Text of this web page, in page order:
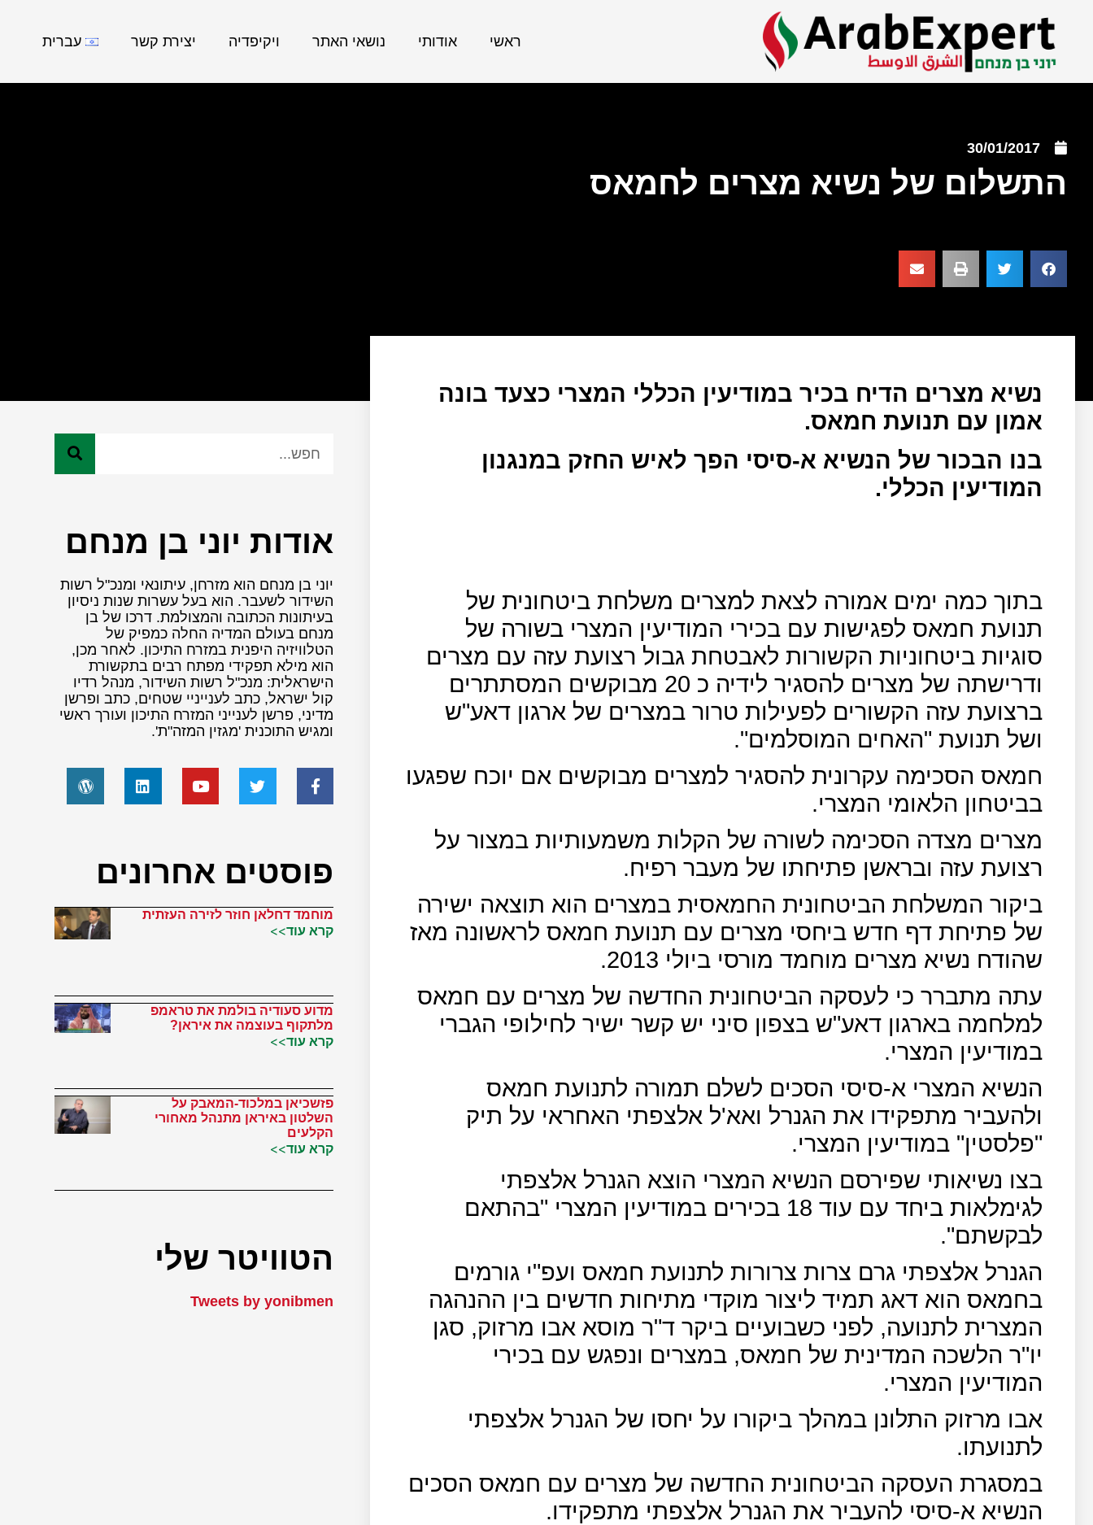
ראשי אודותי נושאי האתר ויקיפדיה יצירת קשר עברית
30/01/2017
התשלום של נשיא מצרים לחמאס
נשיא מצרים הדיח בכיר במודיעין הכללי המצרי כצעד בונה
אמון עם תנועת חמאס.
בנו הבכור של הנשיא א-סיסי הפך לאיש החזק במנגנון
המודיעין הכללי.
בתוך כמה ימים אמורה לצאת למצרים משלחת ביטחונית של
תנועת חמאס לפגישות עם בכירי המודיעין המצרי בשורה של
סוגיות ביטחוניות הקשורות לאבטחת גבול רצועת עזה עם מצרים
ודרישתה של מצרים להסגיר לידיה כ 20 מבוקשים המסתתרים
ברצועת עזה הקשורים לפעילות טרור במצרים של ארגון דאע"ש
ושל תנועת "האחים המוסלמים".
חמאס הסכימה עקרונית להסגיר למצרים מבוקשים אם יוכח שפגעו
בביטחון הלאומי המצרי.
מצרים מצדה הסכימה לשורה של הקלות משמעותיות במצור על
רצועת עזה ובראשן פתיחתו של מעבר רפיח.
ביקור המשלחת הביטחונית החמאסית במצרים הוא תוצאה ישירה
של פתיחת דף חדש ביחסי מצרים עם תנועת חמאס לראשונה מאז
שהודח נשיא מצרים מוחמד מורסי ביולי 2013.
עתה מתברר כי לעסקה הביטחונית החדשה של מצרים עם חמאס
למלחמה בארגון דאע"ש בצפון סיני יש קשר ישיר לחילופי הגברי
במודיעין המצרי.
הנשיא המצרי א-סיסי הסכים לשלם תמורה לתנועת חמאס
ולהעביר מתפקידו את הגנרל ואא'ל אלצפתי האחראי על תיק
"פלסטין" במודיעין המצרי.
בצו נשיאותי שפירסם הנשיא המצרי הוצא הגנרל אלצפתי
לגימלאות ביחד עם עוד 18 בכירים במודיעין המצרי "בהתאם
לבקשתם".
הגנרל אלצפתי גרם צרות צרורות לתנועת חמאס ועפ"י גורמים
בחמאס הוא דאג תמיד ליצור מוקדי מתיחות חדשים בין ההנהגה
המצרית לתנועה, לפני כשבועיים ביקר ד"ר מוסא אבו מרזוק, סגן
יו"ר הלשכה המדינית של חמאס, במצרים ונפגש עם בכירי
המודיעין המצרי.
אבו מרזוק התלונן במהלך ביקורו על יחסו של הגנרל אלצפתי
לתנועתו.
במסגרת העסקה הביטחונית החדשה של מצרים עם חמאס הסכים
הנשיא א-סיסי להעביר את הגנרל אלצפתי מתפקידו.
אודות יוני בן מנחם
יוני בן מנחם הוא מזרחן, עיתונאי ומנכ"ל רשות
השידור לשעבר. הוא בעל עשרות שנות ניסיון
בעיתונות הכתובה והמצולמת. דרכו של בן
מנחם בעולם המדיה החלה כמפיק של
הטלוויזיה היפנית במזרח התיכון. לאחר מכן,
הוא מילא תפקידי מפתח רבים בתקשורת
הישראלית: מנכ"ל רשות השידור, מנהל רדיו
קול ישראל, כתב לענייניי שטחים, כתב ופרשן
מדיני, פרשן לענייני המזרח התיכון ועורך ראשי
ומגיש התוכנית 'מגזין המזה"ת'.
פוסטים אחרונים
מוחמד דחלאן חוזר לזירה העזתית
קרא עוד>>
מדוע סעודיה בולמת את טראמפ
מלתקוף בעוצמה את איראן?
קרא עוד>>
פזשכיאן במלכוד-המאבק על
השלטון באיראן מתנהל מאחורי
הקלעים
קרא עוד>>
הטוויטר שלי
Tweets by yonibmen